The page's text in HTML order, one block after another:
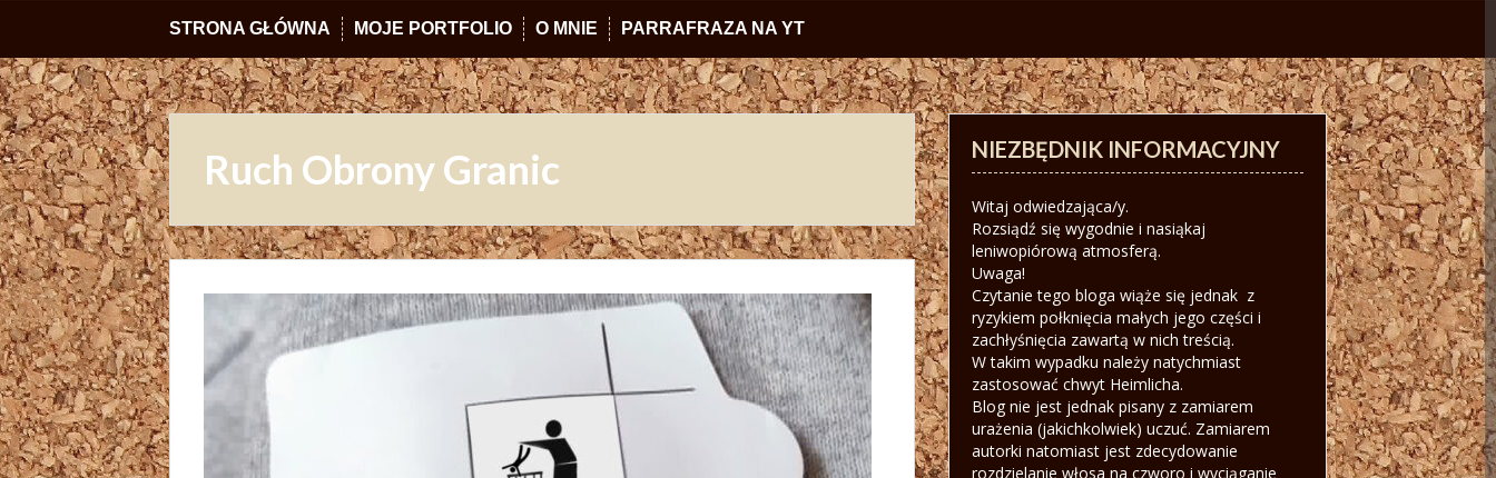
STRONA GŁÓWNA MOJE PORTFOLIO O MNIE PARRAFRAZA NA YT
Ruch Obrony Granic NIEZBĘDNIK INFORMACYJNY
Witaj odwiedzająca/y.
Rozsiądź się wygodnie i nasiąkaj
leniwopiórową atmosferą.
Uwaga!
Czytanie tego bloga wiąże się jednak z
ryzykiem połknięcia małych jego części i
zachłyśnięcia zawartą w nich treścią.
W takim wypadku należy natychmiast
zastosować chwyt Heimlicha.
Blog nie jest jednak pisany z zamiarem
urażenia (jakichkolwiek) uczuć. Zamiarem
autorki natomiast jest zdecydowanie
rozdzielanie włosa na czworo i wyciąganie